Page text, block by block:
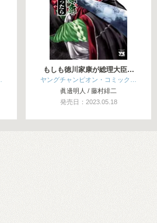
もしも徳川家康が総理大臣…
ヤングチャンピオン・コミック…
眞邊明人 / 藤村緋二
発売日：2023.05.18